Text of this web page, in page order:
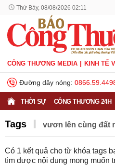
Thứ Bảy, 08/08/2026 02:11
CÔNG THƯƠNG MEDIA KINH TẾ
Đường dây nóng:
THỜI SỰ CÔNG THƯƠNG 24H
Tags vươn lên cùng đất
Có 1 kết quả cho từ khóa tags
tìm được nội dung mong muốn